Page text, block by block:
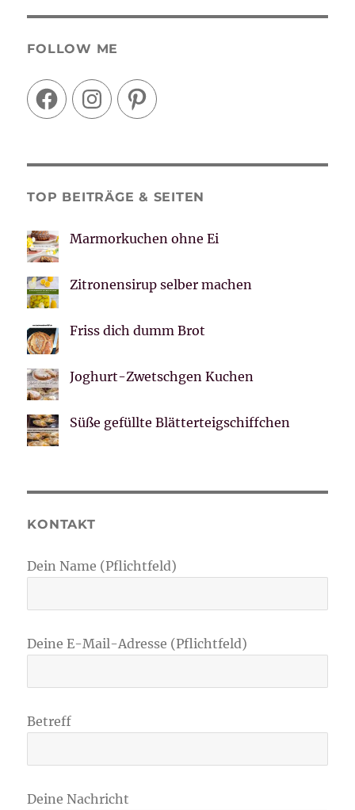
FOLLOW ME
FacebookInstagramPinterest
TOP BEITRÄGE & SEITEN
Marmorkuchen ohne Ei
Zitronensirup selber machen
Friss dich dumm Brot
Joghurt-Zwetschgen Kuchen
Süße gefüllte Blätterteigschiffchen
KONTAKT
Dein Name (Pflichtfeld)
Deine E-Mail-Adresse (Pflichtfeld)
Betreff
Deine Nachricht